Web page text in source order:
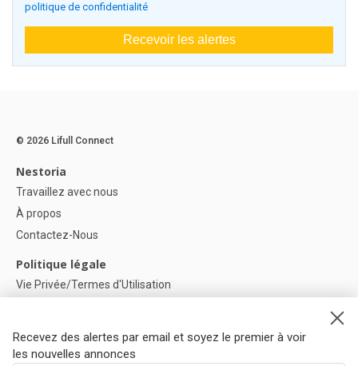
politique de confidentialité
Recevoir les alertes
Recevez des alertes par email et soyez le premier à voir
les nouvelles annonces
© 2026 Lifull Connect
Nestoria
Travaillez avec nous
À propos
Contactez-Nous
Politique légale
Vie Privée/Termes d'Utilisation
Paramètres des cookies